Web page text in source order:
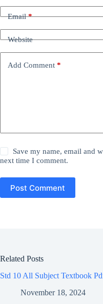
Email*
Website
Add Comment *
Save my name, email and
next time I comment.
Post Comment
Related Posts
Std 10 All Subject Textbook
November 18, 2024